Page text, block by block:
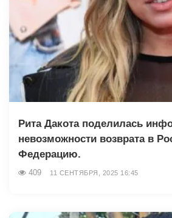
Рита Дакота поделилась
невозможности возврата в
Федерацию.
409 11 СЕНТЯБРЯ, 2025 16:45